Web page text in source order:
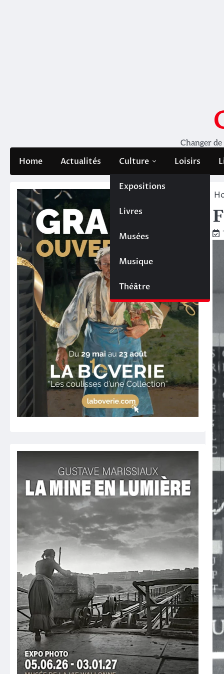
Changer
Home Actualités Culture
Expositions
Livres
Musées
Musique
Théâtre
Loisirs